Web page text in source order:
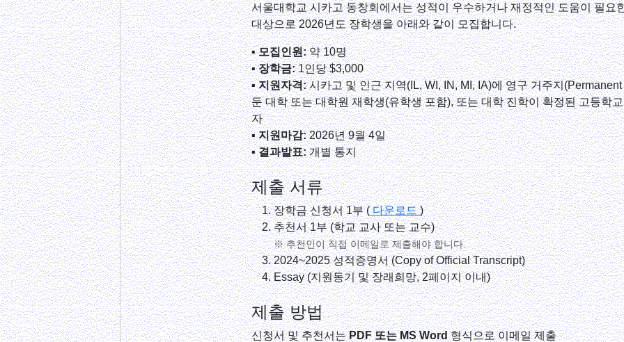
서울대학교 시카고 동창회에서는 성적이 우수하거나 재정적인 도움이 필요
대상으로 2026년도 장학생을 아래와 같이 모집합니다.
▪ 모집인원:약 10명
▪ 장학금:1인당 $3,000
▪ 지원자격:시카고 및 인근 지역(IL, WI, IN, MI, IA)에 영구 거주지
둔 대학 또는 대학원 재학생(유학생 포함), 또는 대학 진학이 확정된 고등학
자
▪ 지원마감:2026년 9월 4일
▪ 결과발표:개별 통지
제출 서류
장학금 신청서 1부 (다운로드)
추천서 1부 (학교 교사 또는 교수)
※ 추천인이 직접 이메일로 제출해야 합니다.
2024~2025 성적증명서 (Copy of Official Transcript)
Essay (지원동기 및 장래희망, 2페이지 이내)
제출 방법
신청서 및 추천서는PDF 또는 MS Word형식으로 이메일 제출